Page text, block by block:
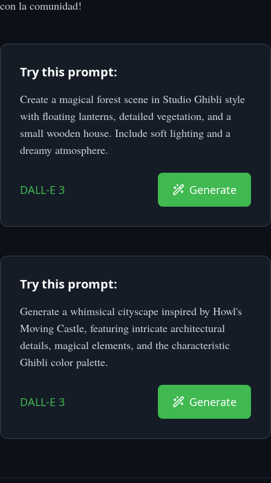
con la comunidad!
Try this prompt:
Create a magical forest scene in Studio Ghibli style
with floating lanterns, detailed vegetation, and a
small wooden house. Include soft lighting and a
dreamy atmosphere.
DALL-E 3 Generate
Try this prompt:
Generate a whimsical cityscape inspired by Howl's
Moving Castle, featuring intricate architectural
details, magical elements, and the characteristic
Ghibli color palette.
DALL-E 3 Generate